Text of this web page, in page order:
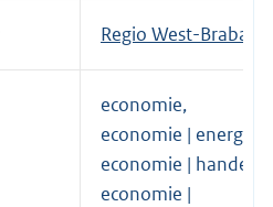
Regio West-Brabant
economie,
economie | energie,
economie | handel,
economie |